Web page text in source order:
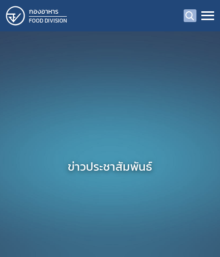
กองอาหาร
FOOD DIVISION
ข่าวประชาสัมพันธ์